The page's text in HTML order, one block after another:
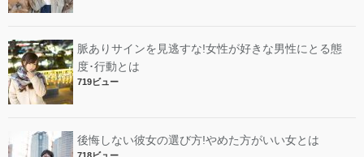
脈ありサインを見逃すな!女性が好きな男性にとる態
度･行動とは
719ビュー
後悔しない彼女の選び方!やめた方がいい女とは